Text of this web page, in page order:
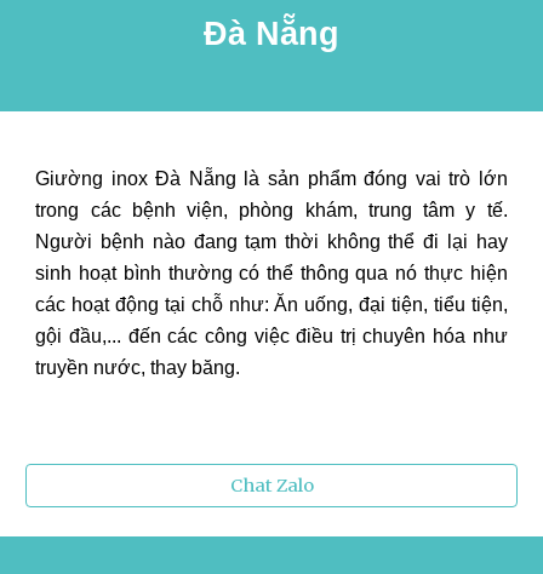
Đà Nẵng
Giường inox Đà Nẵng là sản phẩm đóng vai trò lớn
trong các bệnh viện, phòng khám, trung tâm y tế.
Người bệnh nào đang tạm thời không thể đi lại hay
sinh hoạt bình thường có thể thông qua nó thực hiện
các hoạt động tại chỗ như: Ăn uống, đại tiện, tiểu tiện,
gội đầu,... đến các công việc điều trị chuyên hóa như
truyền nước, thay băng.
Chat Zalo